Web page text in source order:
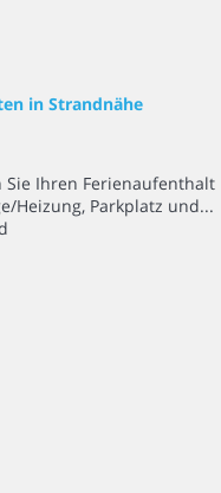
in Strandnähe
Ihren Ferienaufenthalt
Heizung, Parkplatz und...